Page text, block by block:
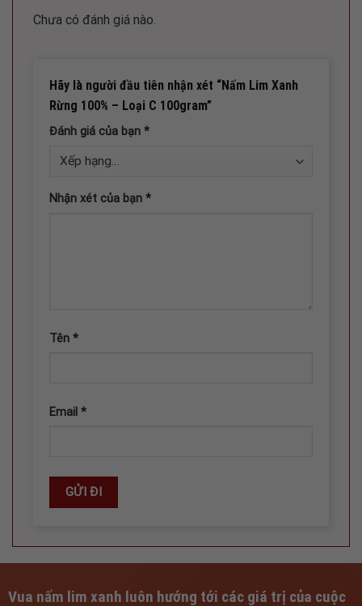
Chưa có đánh giá nào.
Hãy là người đầu tiên nhận xét “Nấm Lim Xanh
Rừng 100% – Loại C 100gram”
Đánh giá của bạn *
Nhận xét của bạn *
Tên *
Email *
Vua nấm lim xanh luôn hướng tới các giá trị của cuộc